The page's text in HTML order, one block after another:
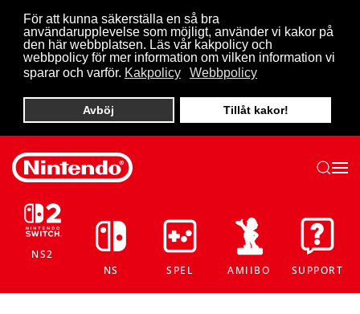
För att kunna säkerställa en så bra
användarupplevelse som möjligt, använder vi kakor på
den här webbplatsen. Läs vår kakpolicy och
webbpolicy för mer information om vilken information vi
sparar och varför. Kakpolicy Webbpolicy
Avböj Tillåt kakor!
Skip to main content
NS2
NS
SPEL AMIIBO SUPPORT